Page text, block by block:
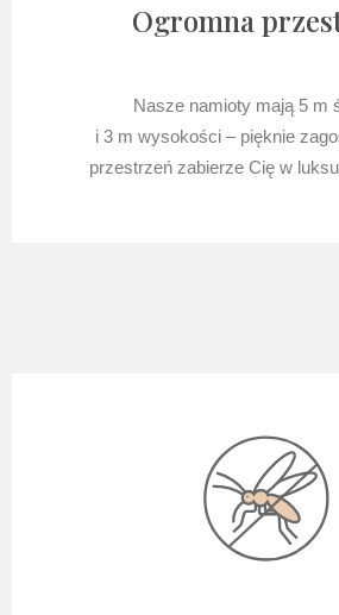
Ogromna
Nasze namioty mają 5 m
i 3 m wysokości – pięknie
przestrzeń zabierze Cię w